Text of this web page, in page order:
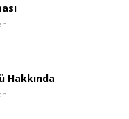
Hakkında